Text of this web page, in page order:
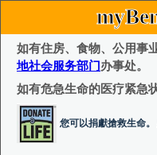
如有住房、食物、公用事
地社会服务部门办事处。
如有危急生命的医疗紧急
您可以捐獻搶救生命